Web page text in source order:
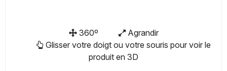
360º
Agrandir
Glisser votre doigt ou votre souris pour voir le
produit en 3D